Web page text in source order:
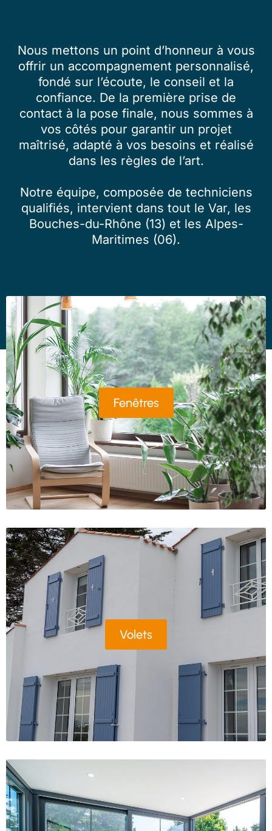
Nous mettons un point d’honneur à vous
offrir un accompagnement personnalisé,
fondé sur l’écoute, le conseil et la
confiance. De la première prise de
contact à la pose finale, nous sommes à
vos côtés pour garantir un projet
maîtrisé, adapté à vos besoins et réalisé
dans les règles de l’art.
Notre équipe, composée de techniciens
qualifiés, intervient dans tout le Var, les
Bouches-du-Rhône (13) et les Alpes-
Maritimes (06).
Fenêtres
Volets